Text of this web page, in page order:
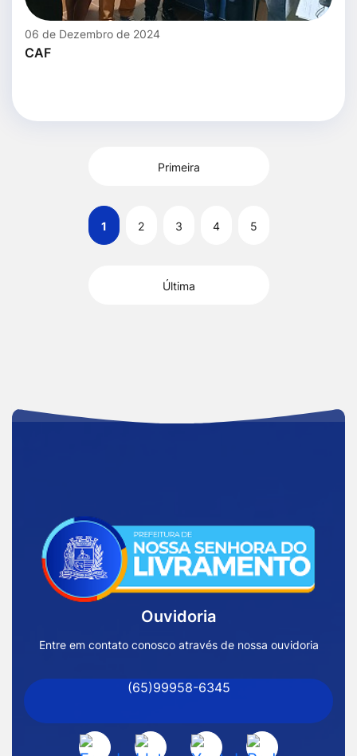
06 de Dezembro de 2024
CAF
Primeira
1 2 3 4 5
Última
Acessar
Página
Inicial
de
Senhora
do
LivramentoAcessarAcessarAcessarAcessar
Ouvidoria
Entre em contato conosco através de nossa ouvidoria
(65)99958-6345